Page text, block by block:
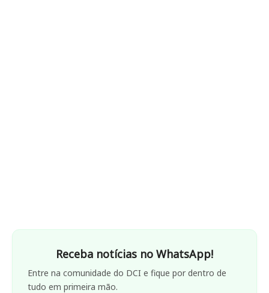
Receba notícias no WhatsApp!
Entre na comunidade do DCI e fique por dentro de
tudo em primeira mão.